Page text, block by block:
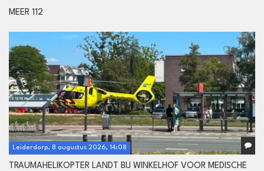
MEER 112
Leiderdorp, 8 augustus 2026, 14:08
TRAUMAHELIKOPTER LANDT BIJ WINKELHOF VOOR MEDISCHE